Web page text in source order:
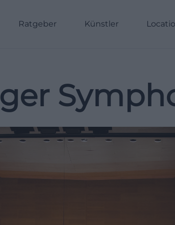
Ratgeber Künstler